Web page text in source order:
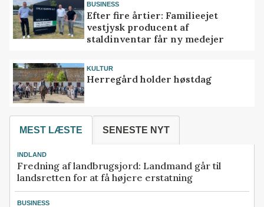
BUSINESS
Efter fire årtier: Familieejet
vestjysk producent af
staldinventar får ny medejer
KULTUR
Herregård holder høstdag
MEST LÆSTE SENESTE NYT
INDLAND
Fredning af landbrugsjord: Landmand går til
landsretten for at få højere erstatning
BUSINESS